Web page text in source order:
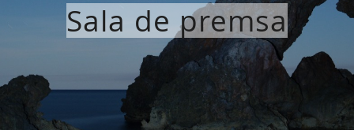
Sala de premsa